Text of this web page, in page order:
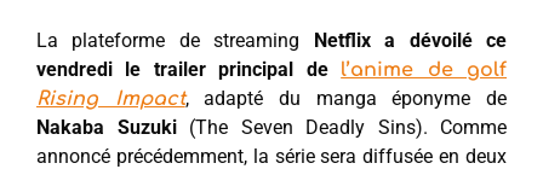
La plateforme de streaming Netflix a dévoilé ce
vendredi le trailer principal de l’anime de golf
Rising Impact, adapté du manga éponyme de
Nakaba Suzuki(The Seven Deadly Sins). Comme
annoncé précédemment, la série sera diffusée en deux